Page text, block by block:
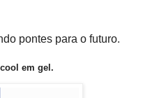
pontes para o futuro.
em gel.